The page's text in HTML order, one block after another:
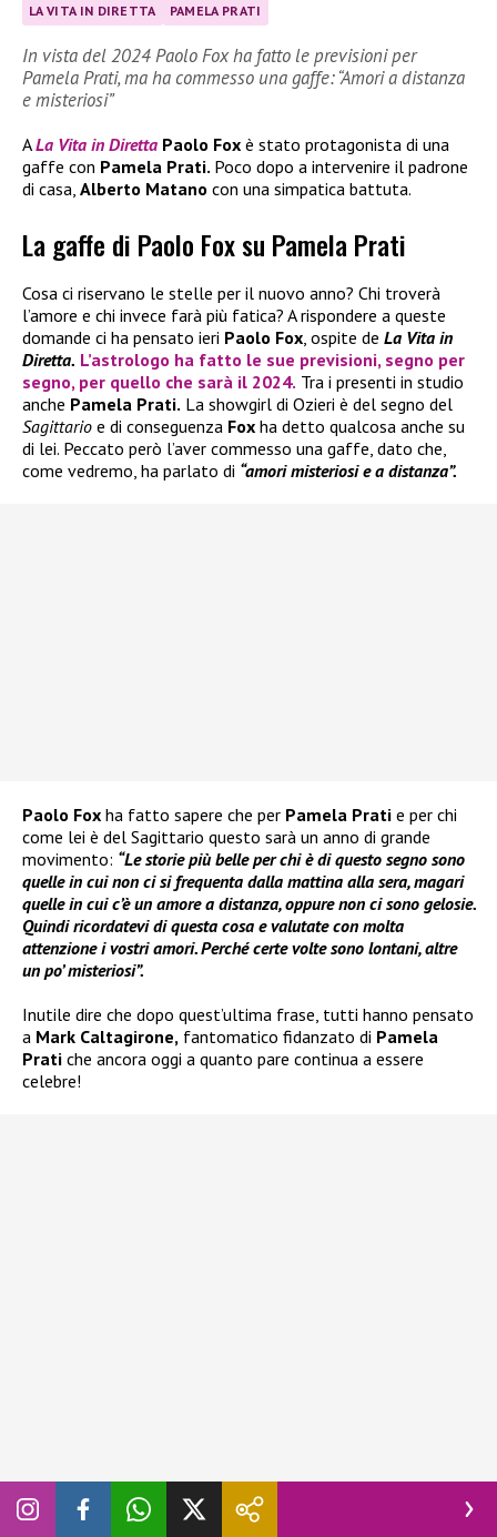
LA VITA IN DIRETTA PAMELA PRATI
In vista del 2024 Paolo Fox ha fatto le previsioni per
Pamela Prati, ma ha commesso una gaffe: “Amori a distanza
e misteriosi”
ALa Vita in Diretta Paolo Fox è stato protagonista di una
gaffe con Pamela Prati. Poco dopo a intervenire il padrone
di casa, Alberto Matano con una simpatica battuta.
La gaffe di Paolo Fox su Pamela Prati
Cosa ci riservano le stelle per il nuovo anno? Chi troverà
l’amore e chi invece farà più fatica? A rispondere a queste
domande ci ha pensato ieri Paolo Fox , ospite de La Vita in
Diretta. L’astrologo ha fatto le sue previsioni, segno per
segno, per quello che sarà il 2024. Tra i presenti in studio
anche Pamela Prati. La showgirl di Ozieri è del segno del
Sagittario e di conseguenza Fox ha detto qualcosa anche su
di lei. Peccato però l’aver commesso una gaffe, dato che,
come vedremo, ha parlato di “amori misteriosi e a distanza”.
Paolo Fox ha fatto sapere che per Pamela Prati e per chi
come lei è del Sagittario questo sarà un anno di grande
movimento: “Le storie più belle per chi è di questo segno sono
quelle in cui non ci si frequenta dalla mattina alla sera, magari
quelle in cui c’è un amore a distanza, oppure non ci sono gelosie.
Quindi ricordatevi di questa cosa e valutate con molta
attenzione i vostri amori. Perché certe volte sono lontani, altre
un po’ misteriosi”.
Inutile dire che dopo quest’ultima frase, tutti hanno pensato
a Mark Caltagirone, fantomatico fidanzato di Pamela
Prati che ancora oggi a quanto pare continua a essere
celebre!